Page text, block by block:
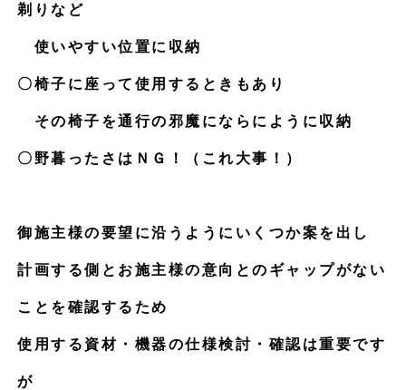
剃りなど
使いやすい位置に収納
〇椅子に座って使用するときもあり
その椅子を通行の邪魔にならにように収納
〇野暮ったさはＮＧ！（これ大事！）
御施主様の要望に沿うようにいくつか案を出し
計画する側とお施主様の意向とのギャップがない
ことを確認するため
使用する資材・機器の仕様検討・確認は重要です
が